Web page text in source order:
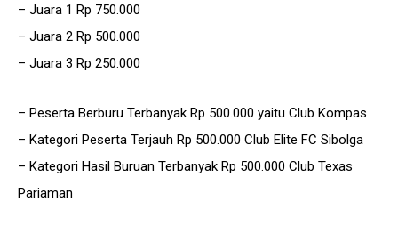
– Juara 1 Rp 750.000
– Juara 2 Rp 500.000
– Juara 3 Rp 250.000
– Peserta Berburu Terbanyak Rp 500.000 yaitu Club Kompas
– Kategori Peserta Terjauh Rp 500.000 Club Elite FC Sibolga
– Kategori Hasil Buruan Terbanyak Rp 500.000 Club Texas
Pariaman